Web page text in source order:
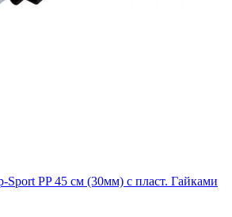
Sport PP 45 см (30мм) с пласт. Гайками